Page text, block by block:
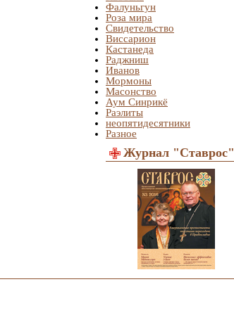
Фалуньгун
Роза мира
Свидетельство
Виссарион
Кастанеда
Раджниш
Иванов
Мормоны
Масонство
Аум Синрикё
Раэлиты
неопятидесятники
Разное
Журнал "Ставрос"